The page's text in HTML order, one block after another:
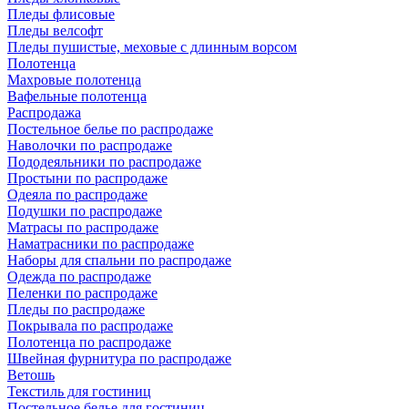
Пледы флисовые
Пледы велсофт
Пледы пушистые, меховые с длинным ворсом
Полотенца
Махровые полотенца
Вафельные полотенца
Распродажа
Постельное белье по распродаже
Наволочки по распродаже
Пододеяльники по распродаже
Простыни по распродаже
Одеяла по распродаже
Подушки по распродаже
Матрасы по распродаже
Наматрасники по распродаже
Наборы для спальни по распродаже
Одежда по распродаже
Пеленки по распродаже
Пледы по распродаже
Покрывала по распродаже
Полотенца по распродаже
Швейная фурнитура по распродаже
Ветошь
Текстиль для гостиниц